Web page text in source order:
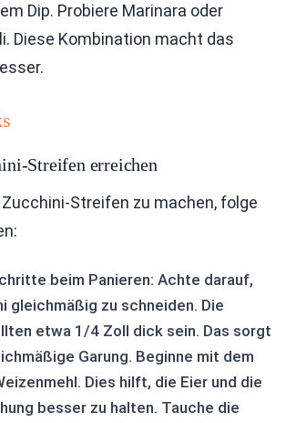
Dip. Probiere Marinara oder
Diese Kombination macht das
Streifen erreichen
Streifen zu machen, folge
beim Panieren: Achte darauf,
gleichmäßig zu schneiden. Die
etwa 1/4 Zoll dick sein. Das sorgt
Garung. Beginne mit dem
Dies hilft, die Eier und die
besser zu halten. Tauche die